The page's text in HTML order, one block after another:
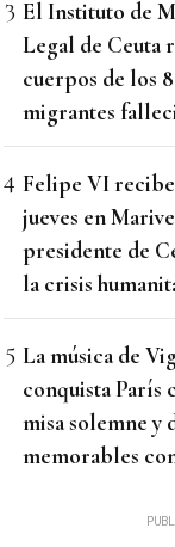
El Instituto de
Legal de Ceuta
cuerpos de los
migrantes
Felipe VI
jueves en
presidente de
la crisis
La música de
conquista París
misa solemne y
memorables